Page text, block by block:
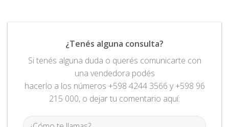
¿Tenés alguna consulta?
Si tenés alguna duda o querés comunicarte con
una vendedora podés
hacerlo a los números +598 4244 3566 y +598 96
215 000, o dejar tu comentario aquí: